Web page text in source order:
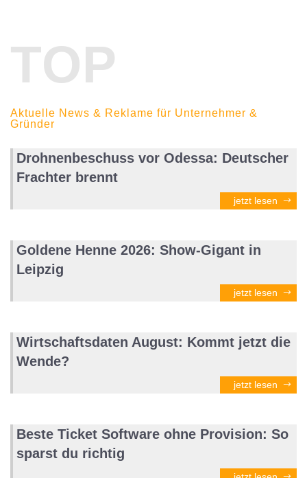
TOP
Aktuelle News & Reklame für Unternehmer &
Gründer
Drohnenbeschuss vor Odessa: Deutscher
Frachter brennt
jetzt lesen
Goldene Henne 2026: Show-Gigant in
Leipzig
jetzt lesen
Wirtschaftsdaten August: Kommt jetzt die
Wende?
jetzt lesen
Beste Ticket Software ohne Provision: So
sparst du richtig